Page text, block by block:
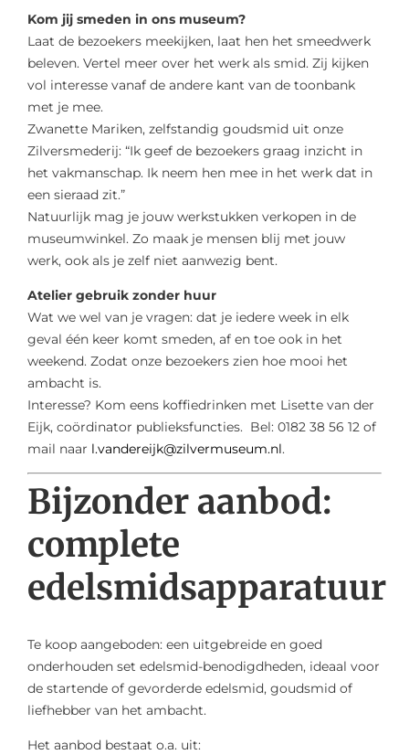
Kom jij smeden in ons museum?
Laat de bezoekers meekijken, laat hen het smeedwerk
beleven. Vertel meer over het werk als smid. Zij kijken
vol interesse vanaf de andere kant van de toonbank
met je mee.
Zwanette Mariken, zelfstandig goudsmid uit onze
Zilversmederij: “Ik geef de bezoekers graag inzicht in
het vakmanschap. Ik neem hen mee in het werk dat in
een sieraad zit.”
Natuurlijk mag je jouw werkstukken verkopen in de
museumwinkel. Zo maak je mensen blij met jouw
werk, ook als je zelf niet aanwezig bent.
Atelier gebruik zonder huur
Wat we wel van je vragen: dat je iedere week in elk
geval één keer komt smeden, af en toe ook in het
weekend. Zodat onze bezoekers zien hoe mooi het
ambacht is.
Interesse? Kom eens koffiedrinken met Lisette van der
Eijk, coördinator publieksfuncties. Bel: 0182 38 56 12 of
mail naar l.vandereijk@zilvermuseum.nl.
Bijzonder aanbod:
complete
edelsmidsapparatuur
Te koop aangeboden: een uitgebreide en goed
onderhouden set edelsmid-benodigdheden, ideaal voor
de startende of gevorderde edelsmid, goudsmid of
liefhebber van het ambacht.
Het aanbod bestaat o.a. uit: